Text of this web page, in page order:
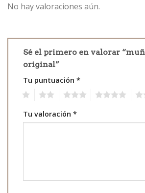
No hay valoraciones aún.
Sé el primero en valorar
original”
Tu puntuación *
Tu valoración *